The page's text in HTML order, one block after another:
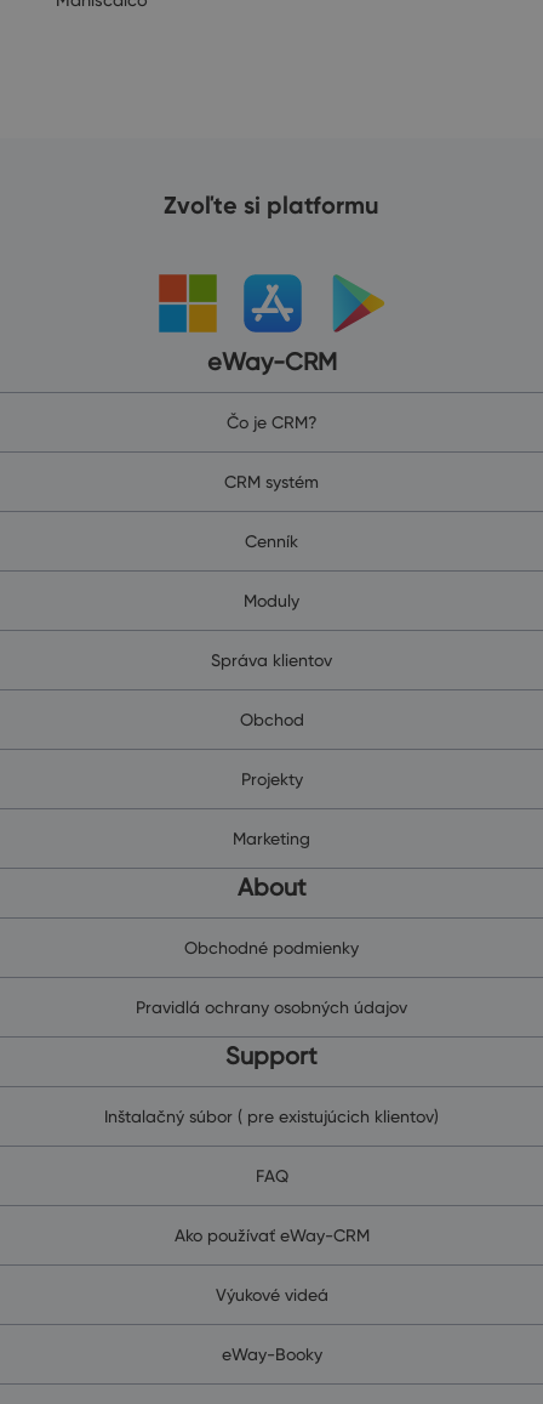
Zvoľte si platformu
eWay-CRM
Čo je CRM?
CRM systém
Cenník
Moduly
Správa klientov
Obchod
Projekty
Marketing
About
Obchodné podmienky
Pravidlá ochrany osobných údajov
Support
Inštalačný súbor ( pre existujúcich klientov)
FAQ
Ako používať eWay-CRM
Výukové videá
eWay-Booky